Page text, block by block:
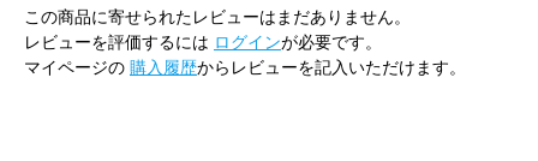
この商品に寄せられたレビューはまだありません。
レビューを評価するには ログインが必要です。
マイページの 購入履歴からレビューを記入いただけます。